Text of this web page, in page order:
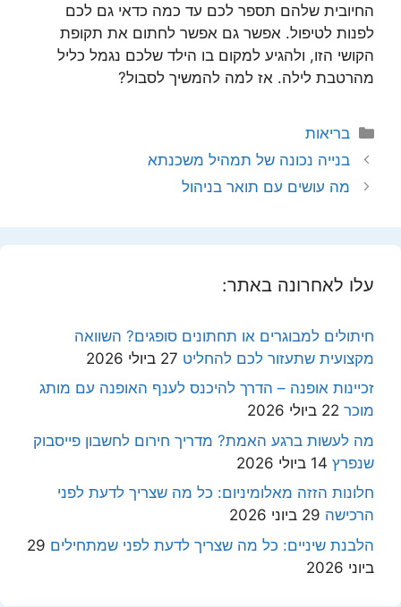
החיובית שלהם תספר לכם עד כמה כדאי גם לכם
לפנות לטיפול. אפשר גם אפשר לחתום את תקופת
הקושי הזו, ולהגיע למקום בו הילד שלכם נגמל כליל
מהרטבת לילה. אז למה להמשיך לסבול?
קטגוריות
בריאות
בנייה נכונה של תמהיל משכנתא
מה עושים עם תואר בניהול
עלו לאחרונה באתר:
חיתולים למבוגרים או תחתונים סופגים? השוואה
מקצועית שתעזור לכם להחליט 27 ביולי 2026
זכיינות אופנה – הדרך להיכנס לענף האופנה עם מותג
מוכר 22 ביולי 2026
מה לעשות ברגע האמת? מדריך חירום לחשבון פייסבוק
שנפרץ 14 ביולי 2026
חלונות הזזה מאלומיניום: כל מה שצריך לדעת לפני
הרכישה 29 ביוני 2026
הלבנת שיניים: כל מה שצריך לדעת לפני שמתחילים 29
ביוני 2026